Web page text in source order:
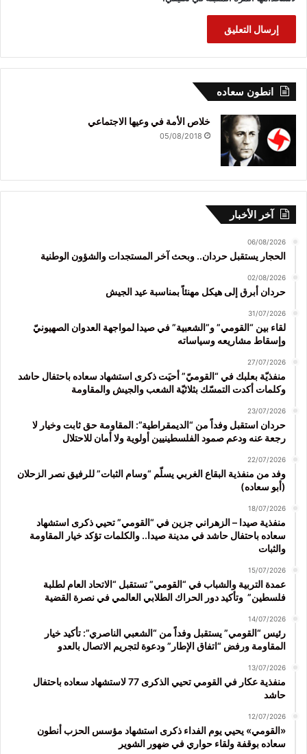
انطون سعاده
خلاص الأمة في وعيها الاجتماعي
05/08/2018
آخر الأخبار
06/08/2026
الحجار يستقبل حردان.. وبحث آخر المستجدات والشؤون الوطنية
02/08/2026
حردان أبرق إلى هيكل مهنئاً بمناسبة عيد الجيش
31/07/2026
لقاء بين “القومي” و”الشعبية” في صيدا لمواجهة العدوان الصهيونيّ
وإسقاط مشاريعه وسياساته
27/07/2026
منفذيّة بعلبك في “القوميّ” أحيَت ذكرى استشهاد سعاده باحتفال حاشد
وكلمات أكدت التمسّك بثلاثيّة الشعب والجيش والمقاومة
23/07/2026
حردان استقبل وفداً من “الديمقراطية”: المقاومة حق ثابت وخيار لا
رجعة عنه ودعم صمود الفلسطينيين أولوية ولا أمان للاحتلال
22/07/2026
وفد من منفذية البقاع الغربي يسلّم “وسام الثبات” للرفيق نصر الزحلان
(أبو سعاده)
18/07/2026
منفذية صيدا – الزهراني جزين في “القومي” تحيي ذكرى استشهاد
سعاده باحتفال حاشد في مدينة صيدا.. والكلمات تؤكد خيار المقاومة
والثبات
15/07/2026
عمدة التربية والشباب في “القومي” تستقبل “الاتحاد العام لطلبة
فلسطين” وتأكيد دور الحراك الطلابي العالمي في نصرة القضية
14/07/2026
رئيس “القومي” يستقبل وفداً من “الشعبي الناصري”: تأكيد خيار
المقاومة ورفض “اتفاق الإطار” ودعوة لتجريم الاتصال بالعدو
13/07/2026
منفذية عكار في القومي تحيي الذكرى 77 لاستشهاد سعاده باحتفال
حاشد
12/07/2026
«القومي» يحيي يوم الفداء ذكرى استشهاد مؤسس الحزب أنطون
سعاده بوقفة ولقاء حواري في ضهور الشوير